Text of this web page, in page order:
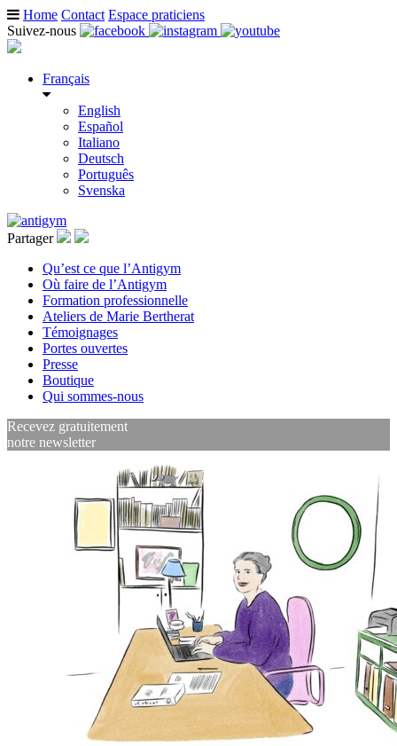
Home Contact Espace praticiens
Suivez-nous
Français
English
Español
Italiano
Deutsch
Português
Svenska
Partager
Qu’est ce que l’Antigym
Où faire de l’Antigym
Formation professionnelle
Ateliers de Marie Bertherat
Témoignages
Portes ouvertes
Presse
Boutique
Qui sommes-nous
Recevez gratuitement
notre newsletter